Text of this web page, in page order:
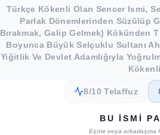
Türkçe Kökenli Olan Sencer Ismi,
Parlak Dönemlerinden Süzülüp
Bırakmak, Galip Gelmek) Kökünden
Boyunca Büyük Selçuklu Sultanı
Yiğitlik Ve Devlet Adamlığıyla
Kökenli
8/10 Telaffuz
BU İSMI
Eşine veya arkadaşına